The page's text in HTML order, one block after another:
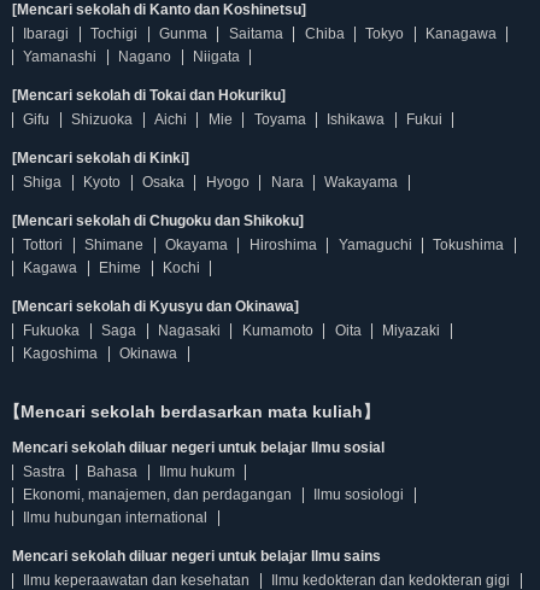
[Mencari sekolah di Kanto dan Koshinetsu]
Ibaragi
Tochigi Gunma Saitama Chiba Tokyo
Kanagawa
Yamanashi
Nagano Niigata
[Mencari sekolah di Tokai dan Hokuriku]
Gifu
Shizuoka Aichi Mie Toyama Ishikawa Fukui
[Mencari sekolah di Kinki]
Shiga
Kyoto Osaka Hyogo Nara Wakayama
[Mencari sekolah di Chugoku dan Shikoku]
Tottori
Shimane Okayama Hiroshima Yamaguchi
Tokushima
Kagawa
Ehime Kochi
[Mencari sekolah di Kyusyu dan Okinawa]
Fukuoka
Saga Nagasaki Kumamoto Oita
Miyazaki
Kagoshima
Okinawa
【Mencari sekolah berdasarkan mata kuliah】
Mencari sekolah diluar negeri untuk belajar Ilmu sosial
Sastra
Bahasa
Ilmu hukum
Ekonomi, manajemen, dan perdagangan
Ilmu sosiologi
Ilmu hubungan international
Mencari sekolah diluar negeri untuk belajar Ilmu sains
Ilmu keperaawatan dan kesehatan
Ilmu kedokteran dan kedokteran gigi